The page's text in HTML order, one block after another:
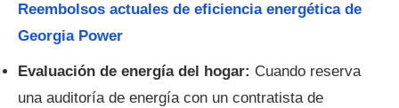
Reembolsos actuales de eficiencia energética de
Georgia Power
Evaluación de energía del hogar: Cuando reserva
una auditoría de energía con un contratista de